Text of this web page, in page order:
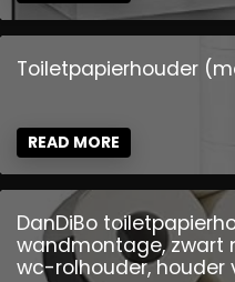
Toiletpapierhouder
READ MORE
DanDiBo
wandmontage, zwart
wc-rolhouder, houder